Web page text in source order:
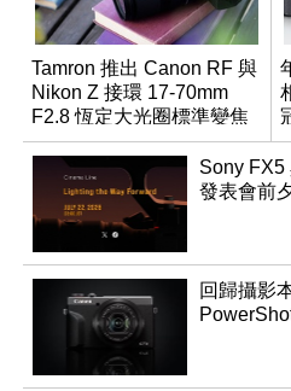
Tamron 推出 Canon RF 與
Nikon Z 接環 17-70mm
F2.8 恆定大光圈標準變焦
鏡
Sony FX5
發表會前
回歸攝影